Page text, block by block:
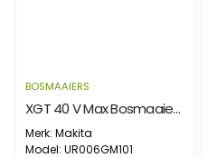
BOSMAAIERS
XGT 40 V Max Bosmaaier U-greep
Merk: Makita
Model: UR006GM101